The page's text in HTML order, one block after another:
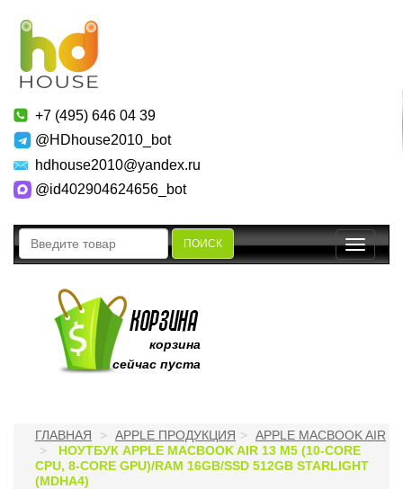
+7 (495) 646 04 39
@HDhouse2010_bot
hdhouse2010@yandex.ru
@id402904624656_bot
ПОИСК
Toggle
корзина
сейчас пуста
ГЛАВНАЯ APPLE ПРОДУКЦИЯ
APPLE MACBOOK AIR
НОУТБУК APPLE MACBOOK AIR 13 M5 (10-CORE
CPU, 8-CORE GPU)/RAM 16GB/SSD 512GB STARLIGHT
(MDHA4)